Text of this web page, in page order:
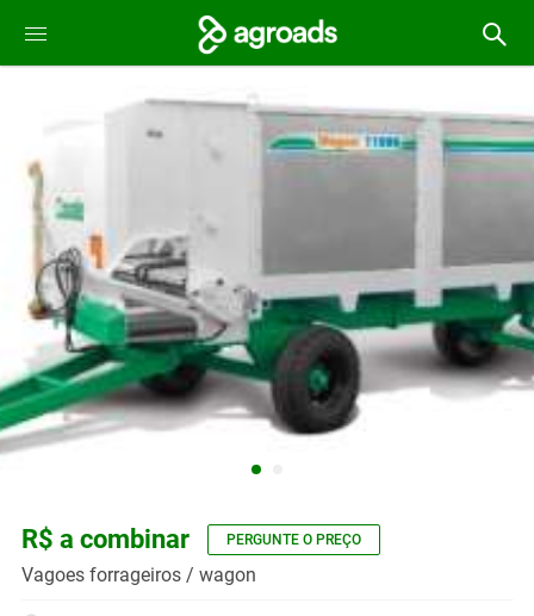
R$ a combinar PERGUNTE O PREÇO
Vagoes forrageiros / wagon